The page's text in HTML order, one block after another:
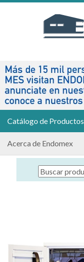
Catálogo de Productos
Acerca de Endomex